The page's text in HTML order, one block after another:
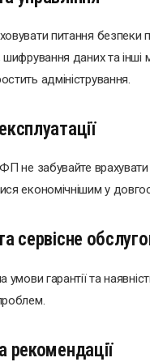
питання безпеки
даних та інші
адміністрування.
не забувайте
економічнішим у
сервісне
умови гарантії та
рекомендації